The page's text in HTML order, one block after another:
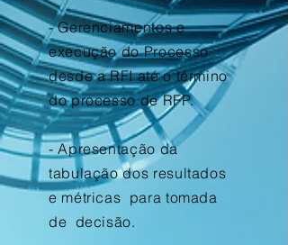
- Gerenciamentos e
execução do Processo
desde a RFI até o término
do processo de RFP.
- Apresentação da
tabulação dos resultados
e métricas para tomada
de decisão.